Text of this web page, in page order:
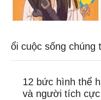
ổi cuộc sống chúng
12 bức hình thể
và người tích